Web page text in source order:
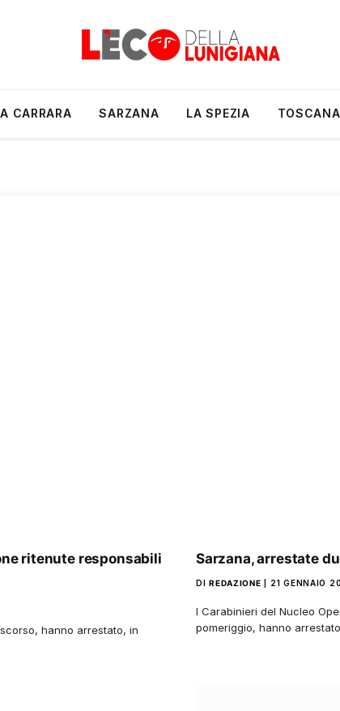
CARRARA SARZANA LA SPEZIA TOSCANA
ritenute responsabili
hanno arrestato, in
Sarzana, arrestate
DI REDAZIONE 21 GENNAIO
I Carabinieri del Nucleo
pomeriggio, hanno